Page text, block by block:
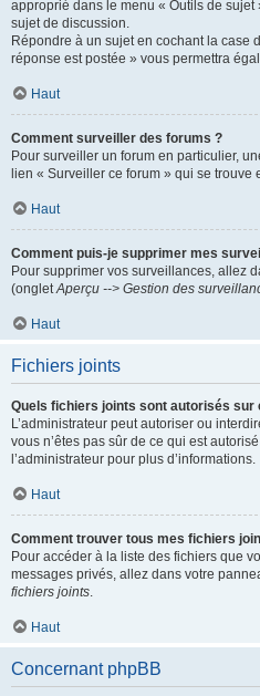
approprié dans le menu « Outils de
sujet de discussion.
Répondre à un sujet en cochant la case
réponse est postée » vous permettra
Haut
Comment surveiller des forums ?
Pour surveiller un forum en particulier,
lien « Surveiller ce forum » qui se trouve
Haut
Comment puis-je supprimer mes
Pour supprimer vos surveillances, allez
(ongletAperçu --> Gestion des
Haut
Fichiers joints
Quels fichiers joints sont autorisés sur
L’administrateur peut autoriser ou
vous n’êtes pas sûr de ce qui est
l’administrateur pour plus d’informations.
Haut
Comment trouver tous mes fichiers
Pour accéder à la liste des fichiers que
messages privés, allez dans votre
fichiers joints.
Haut
Concernant phpBB